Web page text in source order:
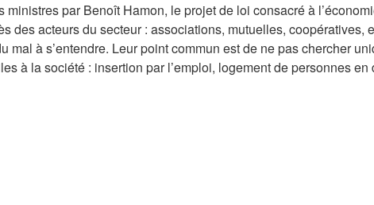
par Benoît Hamon, le projet de loi consacré à
des acteurs du secteur : associations, mutuelles,
mal à s’entendre. Leur point commun est de ne pas chercher
à la société : insertion par l’emploi, logement de personnes